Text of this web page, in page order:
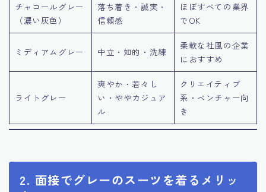
チャコールグレー
（濃い灰色）
落ち着き・誠実・
信頼感
ほぼすべての業界
でOK
ミディアムグレー 中立・知的・洗練
柔軟な社風の企業
におすすめ
ライトグレー
爽やか・若々し
い・ややカジュア
ル
クリエイティブ
系・ベンチャー向
き
2. 面接でグレーのスーツを着るメリッ